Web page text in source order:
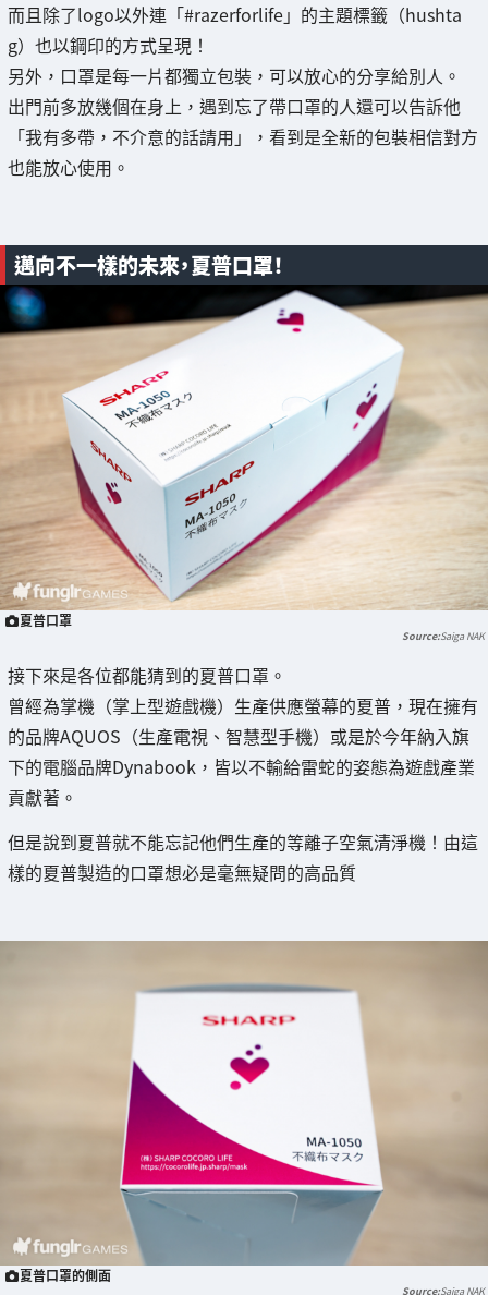
而且除了logo以外連「#razerforlife」的主題標籤（hushta
g）也以鋼印的方式呈現！
另外，口罩是每一片都獨立包裝，可以放心的分享給別人。
出門前多放幾個在身上，遇到忘了帶口罩的人還可以告訴他
「我有多帶，不介意的話請用」，看到是全新的包裝相信對方
也能放心使用。
邁向不一樣的未來，夏普口罩！
夏普口罩
Saiga NAK
接下來是各位都能猜到的夏普口罩。
曾經為掌機（掌上型遊戲機）生產供應螢幕的夏普，現在擁有
的品牌AQUOS（生產電視、智慧型手機）或是於今年納入旗
下的電腦品牌Dynabook，皆以不輸給雷蛇的姿態為遊戲產業
貢獻著。
但是說到夏普就不能忘記他們生產的等離子空氣清淨機！由這
樣的夏普製造的口罩想必是毫無疑問的高品質
夏普口罩的側面
Saiga NAK